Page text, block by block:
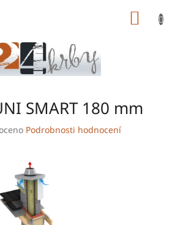
SMART 180 mm
Podrobnosti hodnocení